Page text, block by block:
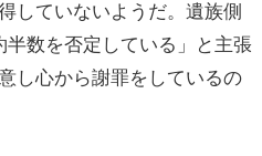
していないようだ。遺族側
半数を否定している」と主張
し心から謝罪をしているの